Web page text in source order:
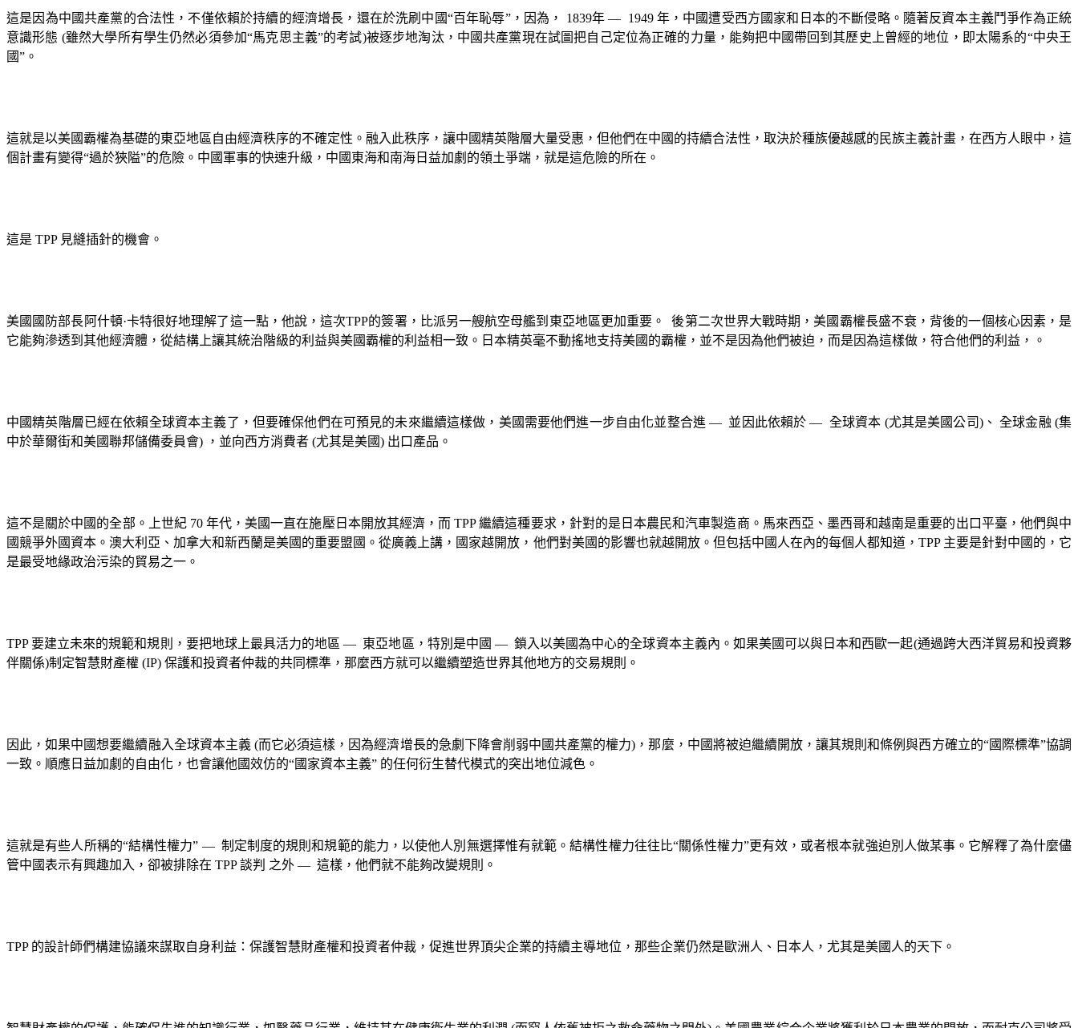
這是因為中國共產黨的合法性，不僅依賴於持續的經濟增長，還在於洗刷中國“百年恥辱”，因為， 1839年 — 1949 年，中國遭受西方國家和日本的不斷侵略。隨著反資本主義鬥爭作為正統
意識形態 (雖然大學所有學生仍然必須參加“馬克思主義”的考試)被逐步地淘汰，中國共產黨現在試圖把自己定位為正確的力量，能夠把中國帶回到其歷史上曾經的地位，即太陽系的“中央王
國”。
這就是以美國霸權為基礎的東亞地區自由經濟秩序的不確定性。融入此秩序，讓中國精英階層大量受惠，但他們在中國的持續合法性，取決於種族優越感的民族主義計畫，在西方人眼中，這
個計畫有變得“過於狹隘”的危險。中國軍事的快速升級，中國東海和南海日益加劇的領土爭端，就是這危險的所在。
這是 TPP 見縫插針的機會。
美國國防部長阿什頓·卡特很好地理解了這一點，他說，這次TPP的簽署，比派另一艘航空母艦到東亞地區更加重要。
後第二次世界大戰時期，美國霸權長盛不衰，背後的一個核心因素，是
它能夠滲透到其他經濟體，從結構上讓其統治階級的利益與美國霸權的利益相一致。日本精英毫不動搖地支持美國的霸權，並不是因為他們被迫，而是因為這樣做，符合他們的利益，。
中國精英階層已經在依賴全球資本主義了，但要確保他們在可預見的未來繼續這樣做，美國需要他們進一步自由化並整合進— 並因此依賴於 — 全球資本 (尤其是美國公司)、 全球金融 (集
中於華爾街和美國聯邦儲備委員會) ，並向西方消費者 (尤其是美國) 出口產品。
這不是關於中國的全部。上世紀70 年代，美國一直在施壓日本開放其經濟，而 TPP繼續這種要求，針對的是日本農民和汽車製造商。馬來西亞、墨西哥和越南是重要的出口平臺，他們與中
國競爭外國資本。澳大利亞、加拿大和新西蘭是美國的重要盟國。從廣義上講，國家越開放，他們對美國的影響也就越開放。但包括中國人在內的每個人都知道， TPP 主要是針對中國的，它
是最受地緣政治污染的貿易之一。
TPP要建立未來的規範和規則，要把地球上最具活力的地區 — 東亞地區，特別是中國 —鎖入以美國為中心的全球資本主義內。如果美國可以與日本和西歐一起(通過跨大西洋貿易和投資夥
伴關係)制定智慧財產權 (IP) 保護和投資者仲裁的共同標準，那麼西方就可以繼續塑造世界其他地方的交易規則。
因此，如果中國想要繼續融入全球資本主義(而它必須這樣，因為經濟增長的急劇下降會削弱中國共產黨的權力) ，那麼，中國將被迫繼續開放，讓其規則和條例與西方確立的“國際標準”協調
一致。順應日益加劇的自由化，也會讓他國效仿的“國家資本主義” 的任何衍生替代模式的突出地位減色。
這就是有些人所稱的“結構性權力” — 制定制度的規則和規範的能力，以使他人別無選擇惟有就範。結構性權力往往比“關係性權力”更有效，或者根本就強迫別人做某事。它解釋了為什麼儘
管中國表示有興趣加入，卻被排除在 TPP談判 之外 — 這樣，他們就不能夠改變規則。
TPP 的設計師們構建協議來謀取自身利益：保護智慧財產權和投資者仲裁，促進世界頂尖企業的持續主導地位，那些企業仍然是歐洲人、日本人，尤其是美國人的天下。